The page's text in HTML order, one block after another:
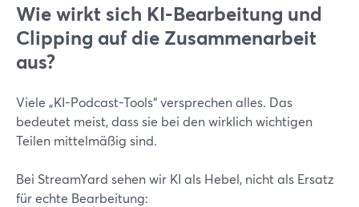
Wie wirkt sich KI-Bearbeitung und
Clipping auf die Zusammenarbeit
aus?
Viele „KI-Podcast-Tools“ versprechen alles. Das
bedeutet meist, dass sie bei den wirklich wichtigen
Teilen mittelmäßig sind.
Bei StreamYard sehen wir KI als Hebel, nicht als Ersatz
für echte Bearbeitung: